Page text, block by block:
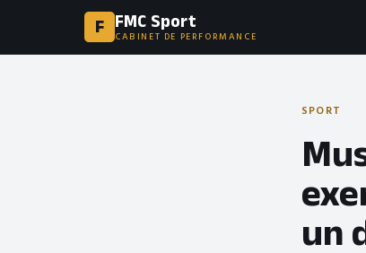
F FMC Sport
CABINET DE PERFORMANCE
SPORT
un